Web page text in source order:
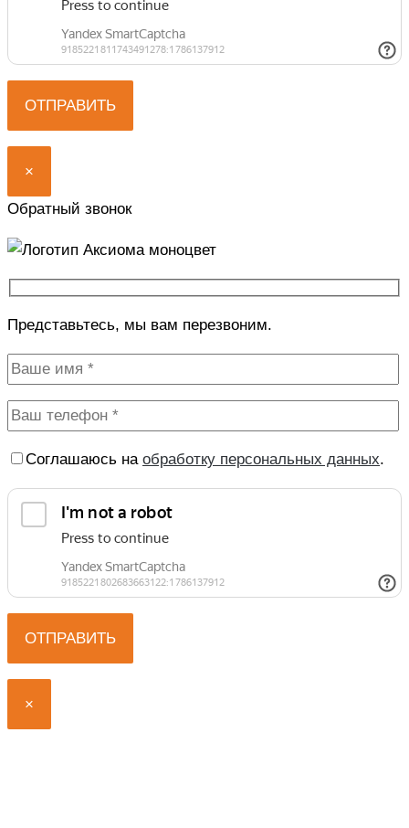
×
Обратный звонок
Представьтесь, мы вам перезвоним.
Соглашаюсь на обработку персональных данных.
×